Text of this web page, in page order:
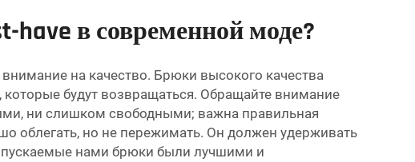
в современной моде?
на качество. Брюки высокого качества
которые будут возвращаться. Обращайте внимание
ни слишком свободными; важна правильная
облегать, но не пережимать. Он должен удерживать
нами брюки были лучшими и